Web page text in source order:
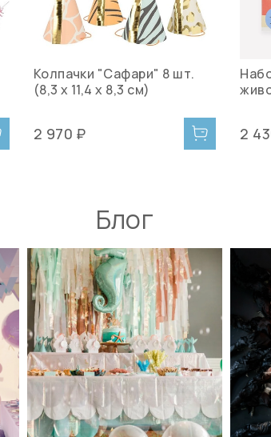
Колпачки "Сафари" 8 шт.
(8,3 х 11,4 х 8,3 см)
2 970 ₽ 2
Блог